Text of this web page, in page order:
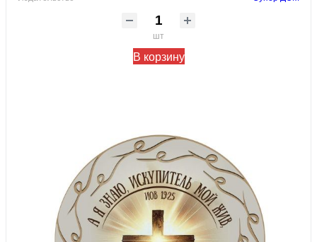
шт
В корзину